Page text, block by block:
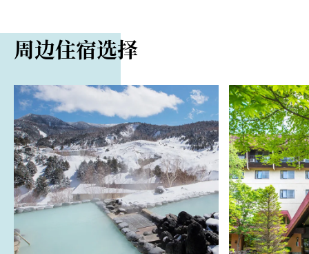
从上信越高速公碓冰轻井泽 IC 开车约 1 小时 20 分钟即
可抵达
从关越高速公路涩川伊香保 IC 开车约 1 小时 50 分钟即
可抵达
http://www.manzaonsen.gr.jp/index.php
11 月中旬至 4 月下旬，奥万座巴士站至 292 国道交叉
口以及长野边境至万座居民中心的道路将全线封闭。
周边住宿选择